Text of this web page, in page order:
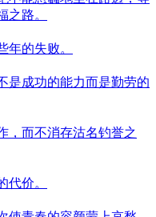
之路。
年的失败。
是成功的能力而是勤劳的
，而不消存沽名钓誉之
代价。